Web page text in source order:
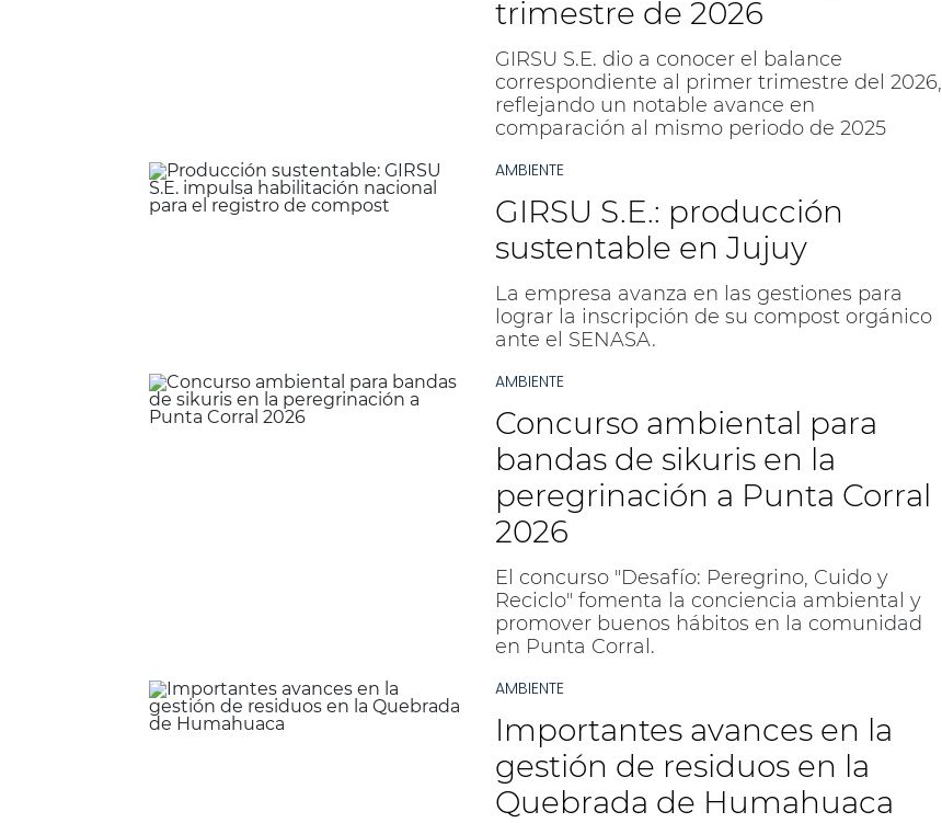
trimestre de 2026
GIRSU S.E. dio a conocer el balance
correspondiente al primer trimestre del 2026,
reflejando un notable avance en
comparación al mismo periodo de 2025
AMBIENTE
GIRSU S.E.: producción
sustentable en Jujuy
La empresa avanza en las gestiones para
lograr la inscripción de su compost orgánico
ante el SENASA.
AMBIENTE
Concurso ambiental para
bandas de sikuris en la
peregrinación a Punta Corral
2026
El concurso "Desafío: Peregrino, Cuido y
Reciclo" fomenta la conciencia ambiental y
promover buenos hábitos en la comunidad
en Punta Corral.
AMBIENTE
Importantes avances en la
gestión de residuos en la
Quebrada de Humahuaca